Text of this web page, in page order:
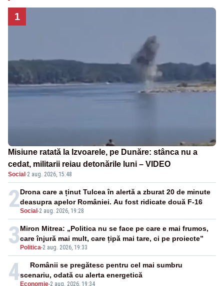
1
Misiune ratată la Izvoarele, pe Dunăre: stânca nu a
cedat, militarii reiau detonările luni – VIDEO
Social ·2 aug. 2026, 15:48
2Social -2 aug. 2026, 19:28
Drona care a ținut Tulcea în alertă a zburat 20 de minute
deasupra apelor României. Au fost ridicate două F-16
3 Politica-2 aug. 2026, 19:33
Miron Mitrea: „Politica nu se face pe care e mai frumos,
care înjură mai mult, care țipă mai tare, ci pe proiecte”
4 Economie-2 aug. 2026, 19:34
Românii se pregătesc pentru cel mai sumbru
scenariu, odată cu alerta energetică